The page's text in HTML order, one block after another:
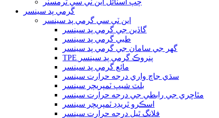
چپ اسٽائل اين ٽي سي ٿرمسٽر
گرمي پد سينسر
اين ٽي سي گرمي پد سينسر
گاڏين جي گرمي پد سينسر
طبي گرمي پد سينسر
گھر جي سامان جي گرمي پد سينسر
TPE پنروڪ گرمي پد سينسر
مائع گرمي پد سينسر
سڌي جاچ واري درجه حرارت سينسر
بلٽ شيپ ٽمپريچر سينسر
مٿاڇري جي رابطي جي درجه حرارت سينسر
اسڪرو ٿريڊڊ ٽمپريچر سينسر
فلانگ ٿيل درجه حرارت سينسر